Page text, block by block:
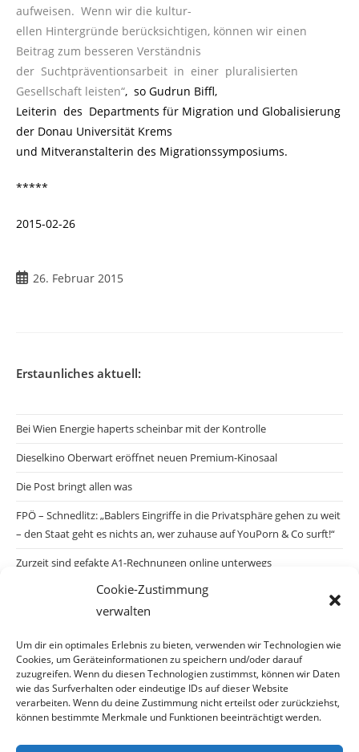
Cookie-Zustimmung
verwalten
Um dir ein optimales Erlebnis zu bieten, verwenden wir Technologien wie
Cookies, um Geräteinformationen zu speichern und/oder darauf
zuzugreifen. Wenn du diesen Technologien zustimmst, können wir Daten
wie das Surfverhalten oder eindeutige IDs auf dieser Website
verarbeiten. Wenn du deine Zustimmung nicht erteilst oder zurückziehst,
können bestimmte Merkmale und Funktionen beeinträchtigt werden.
aufweisen. Wenn wir die kultur-
ellen Hintergründe berücksichtigen, können wir einen
Beitrag zum besseren Verständnis
der Suchtpräventionsarbeit in einer pluralisierten
Gesellschaft leisten“, so Gudrun Biffl,
Leiterin des Departments für Migration und Globalisierung
der Donau Universität Krems
und Mitveranstalterin des Migrationssymposiums.
*****
2015-02-26
26. Februar 2015
Erstaunliches aktuell:
Bei Wien Energie haperts scheinbar mit der Kontrolle
Dieselkino Oberwart eröffnet neuen Premium-Kinosaal
Die Post bringt allen was
FPÖ – Schnedlitz: „Bablers Eingriffe in die Privatsphäre gehen zu weit
– den Staat geht es nichts an, wer zuhause auf YouPorn & Co surft!“
Zurzeit sind gefakte A1-Rechnungen online unterwegs
Salzburgs Juden und ihre Sicherheit: „Erst nach einem Anschlag wäre
die Gefahr endlich konkret!“
Biologisches Wunder in Ceuta
Ein vermeintliches Abschiebemärchen
Archiv